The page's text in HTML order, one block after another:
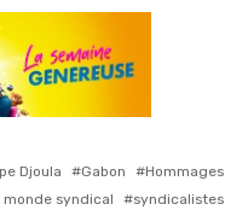
Djoula Gabon
Hommages
syndical
syndicalistes